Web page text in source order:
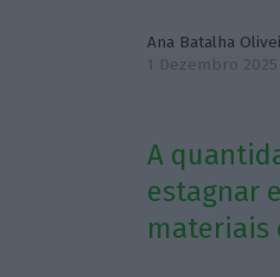
Ana Batalha
1 Dezembro 2025
A
estagnar
materiais